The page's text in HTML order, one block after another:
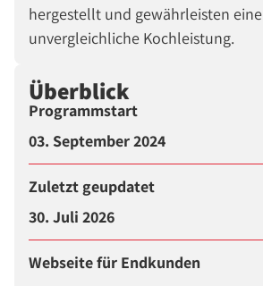
hergestellt und gewährleisten eine
unvergleichliche Kochleistung.
Überblick
Programmstart
03. September 2024
Zuletzt geupdatet
30. Juli 2026
Webseite für Endkunden